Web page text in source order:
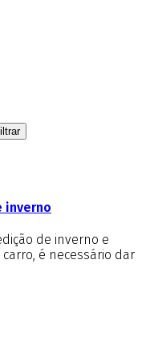
inverno
de inverno e
é necessário dar